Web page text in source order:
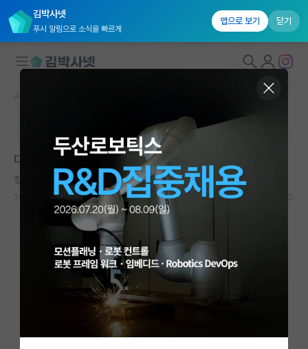
김박사넷
푸시 알림으로 소식을 빠르게
앱으로 보기 닫기
국내대학원 정보
연구실&오픈랩
커뮤니티
커뮤니티 홈
전체글보기
베스트 게시판
IF 명예의전당
자유 게시판(아무개랩)
커뮤니티 홈
본문이 수정되지 않는 박제글입니다.
다들 어떤 마음으로 박사과정을 결심하셨나요
청승맞은 마리 퀴리
2025.06.11 14 9235